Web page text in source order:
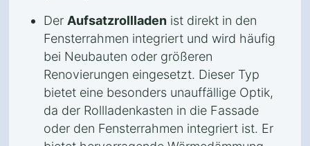
Der Aufsatzrollladen ist direkt in den
Fensterrahmen integriert und wird häufig
bei Neubauten oder größeren
Renovierungen eingesetzt. Dieser Typ
bietet eine besonders unauffällige Optik,
da der Rollladenkasten in die Fassade
oder den Fensterrahmen integriert ist. Er